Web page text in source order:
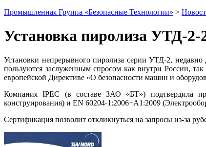
Промышленная Группа «Безопасные Технологии» >
Установка пиролиза УТД-
Установки непрерывного пиролиза серии УТД-2,
пользуются заслуженным спросом как внутри России,
европейской Директиве «О безопасности машин и
Компания IPEC (в составе ЗАО «БТ») подтвердила
конструирования) и EN 60204-1:2006+А1:2009
Сертификация позволит откликнуться на запросы из-за